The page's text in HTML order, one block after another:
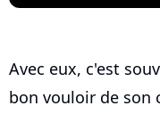
Avec eux, c'est
bon vouloir de son